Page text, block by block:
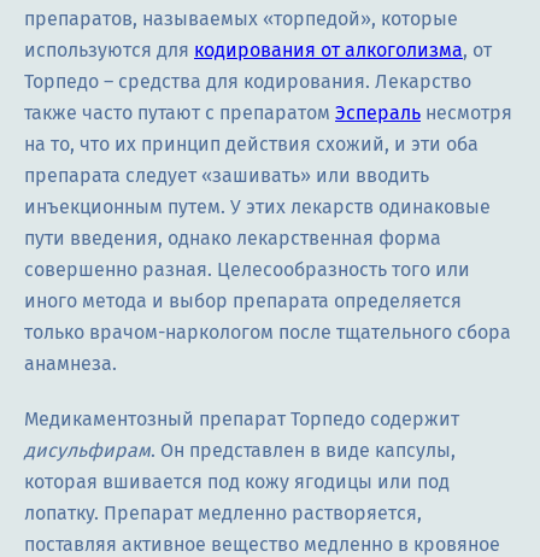
препаратов, называемых «торпедой», которые
используются для кодирования от алкоголизма, от
Торпедо – средства для кодирования. Лекарство
также часто путают с препаратом Эспераль несмотря
на то, что их принцип действия схожий, и эти оба
препарата следует «зашивать» или вводить
инъекционным путем. У этих лекарств одинаковые
пути введения, однако лекарственная форма
совершенно разная. Целесообразность того или
иного метода и выбор препарата определяется
только врачом-наркологом после тщательного сбора
анамнеза.
Медикаментозный препарат Торпедо содержит
дисульфирам. Он представлен в виде капсулы,
которая вшивается под кожу ягодицы или под
лопатку. Препарат медленно растворяется,
поставляя активное вещество медленно в кровяное